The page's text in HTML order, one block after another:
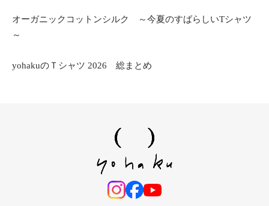
オーガニックコットンシルク ～今夏のすばらしいTシャツ
～
yohakuのＴシャツ 2026 総まとめ